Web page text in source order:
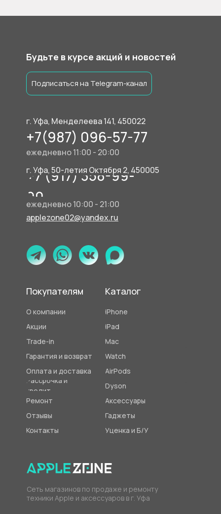
О компании
Будьте в курсе акций и новостей
Акции
Trade-in
Сеть магазинов по продаже и ремонту
техники Apple и аксессуаров в г. Уфа
Гарантия и возврат
Оплата и доставка
г. Уфа, Менделеева 141, 450022
Рассрочка и
кредит
+7(987) 096-57-77
Ремонт
г. Уфа, 50-летия Октября 2, 450005
Отзывы
+7 (917) 358-99-
90
Контакты
ежедневно 10:00 - 21:00
Покупателям
applezone02@yandex.ru
iPhone
iPad
Mac
Watch
AirPods
Каталог
Подписаться на Telegram-канал
Аксессуары
Гаджеты
Уценка и Б/У
Dyson
ежедневно 11:00 - 20:00